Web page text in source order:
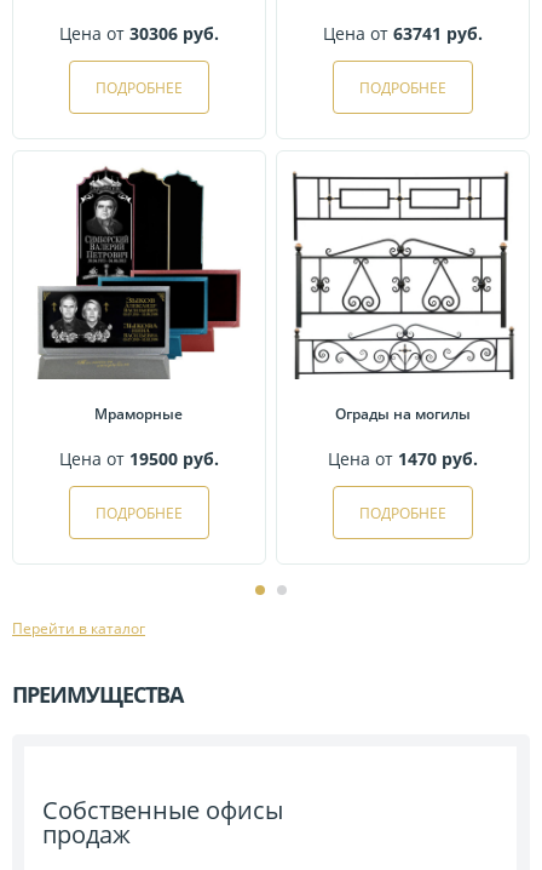
Цена от 30306 руб.
ПОДРОБНЕЕ
Цена от63741 руб.
ПОДРОБНЕЕ
Мраморные
Цена от 19500 руб.
ПОДРОБНЕЕ
Ограды на могилы
Цена от 1470 руб.
ПОДРОБНЕЕ
Перейти в каталог
ПРЕИМУЩЕСТВА
Собственные офисы
продаж